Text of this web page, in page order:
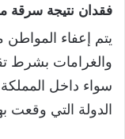
فقدان نتيجة سرقة
يتم إعفاء
والغرامات
سواء داخل
الدولة التي وقعت